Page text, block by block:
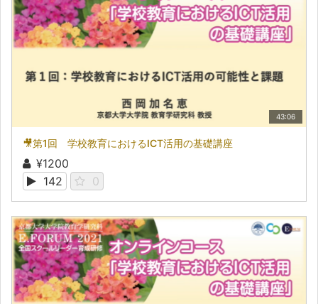
43:06
🎥第1回 学校教育におけるICT活用の基礎講座
¥1200
142
0